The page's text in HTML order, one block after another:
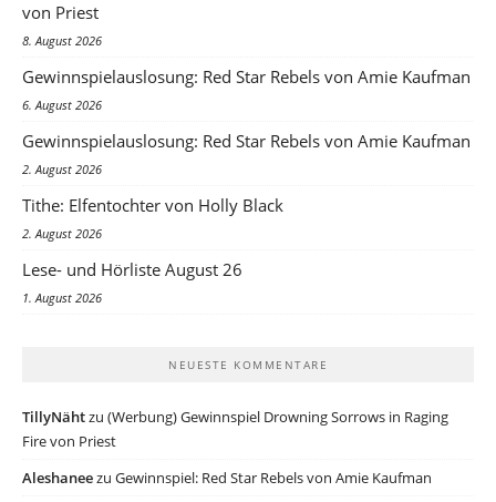
von Priest
8. August 2026
Gewinnspielauslosung: Red Star Rebels von Amie Kaufman
6. August 2026
Gewinnspielauslosung: Red Star Rebels von Amie Kaufman
2. August 2026
Tithe: Elfentochter von Holly Black
2. August 2026
Lese- und Hörliste August 26
1. August 2026
NEUESTE KOMMENTARE
TillyNähtzu (Werbung) Gewinnspiel Drowning Sorrows in Raging
Fire von Priest
Aleshaneezu Gewinnspiel: Red Star Rebels von Amie Kaufman